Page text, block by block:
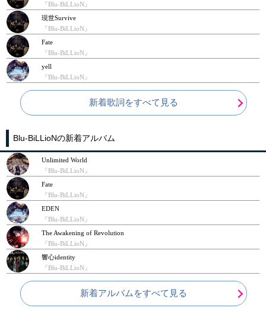
『Blu-BiLLioN』
現世Survive
『Blu-BiLLioN』
Fate
『Blu-BiLLioN』
yell
『Blu-BiLLioN』
新着歌詞をすべて見る
Blu-BiLLioNの新着アルバム
Unlimited World
『Blu-BiLLioN』
Fate
『Blu-BiLLioN』
EDEN
『Blu-BiLLioN』
The Awakening of Revolution
『Blu-BiLLioN』
響心identity
『Blu-BiLLioN』
新着アルバムをすべて見る